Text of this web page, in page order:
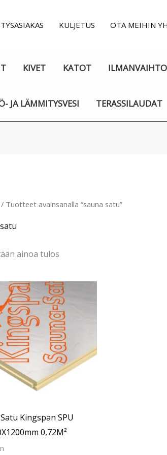
KULJETUS OTA MEIHIN
KIVET KATOT ILMANVAIHTO
JA LÄMMITYSVESI TERASSILAUDAT
/ Tuotteet avainsanalla “sauna satu”
ainoa tulos
Kingspan SPU
0,72M²